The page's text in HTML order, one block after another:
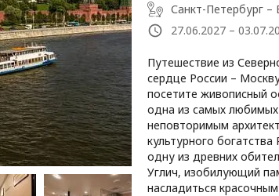
Санкт-Петербург
27.06.2027 –
Путешествие из
сердце России –
посетите живописный
одна из самых любимых
неповторимым
культурного
одну из древних
Углич, изобилующий
насладиться